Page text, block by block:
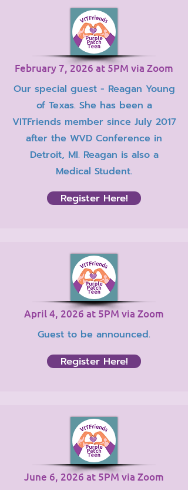
February 7, 2026 at 5PM via Zoom
Our special guest - Reagan Young
of Texas. She has been a
VITFriends member since July 2017
after the WVD Conference in
Detroit, MI. Reagan is also a
Medical Student.
Register Here!
April 4, 2026 at 5PM via Zoom
Guest to be announced.
Register Here!
June 6, 2026 at 5PM via Zoom